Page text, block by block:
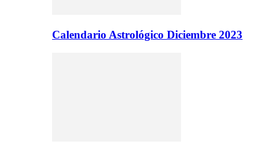
Calendario Astrológico Diciembre 2023